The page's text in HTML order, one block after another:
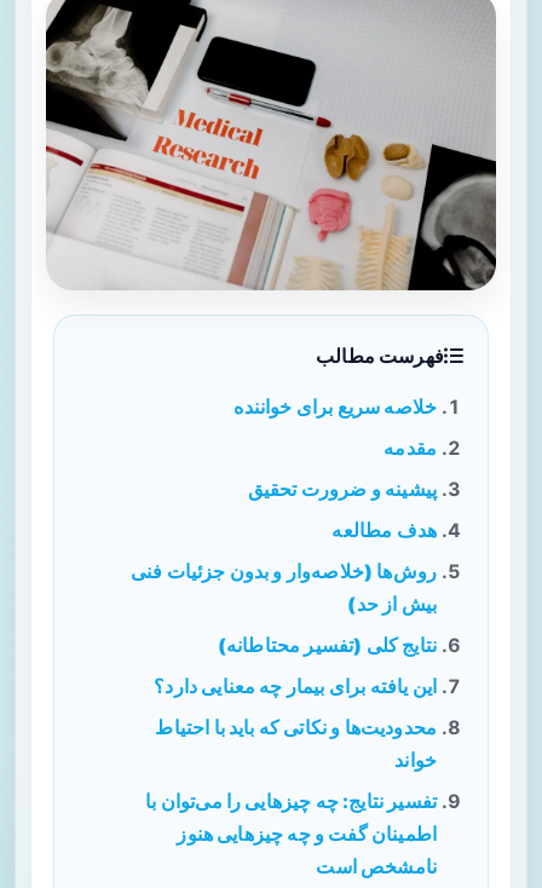
فهرست مطالب
خلاصه سریع برای خواننده
مقدمه
پیشینه و ضرورت تحقیق
هدف مطالعه
روش‌ها (خلاصه‌وار و بدون جزئیات فنی
بیش از حد)
نتایج کلی (تفسیر محتاطانه)
این یافته برای بیمار چه معنایی دارد؟
محدودیت‌ها و نکاتی که باید با احتیاط
خواند
تفسیر نتایج: چه چیزهایی را می‌توان با
اطمینان گفت و چه چیزهایی هنوز
نامشخص است